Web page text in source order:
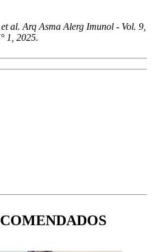
al. Arq Asma Alerg Imunol - Vol. 9,
1, 2025.